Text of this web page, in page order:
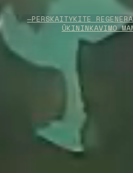
—PERSKAITYKITE
ŪKININKAVIMO